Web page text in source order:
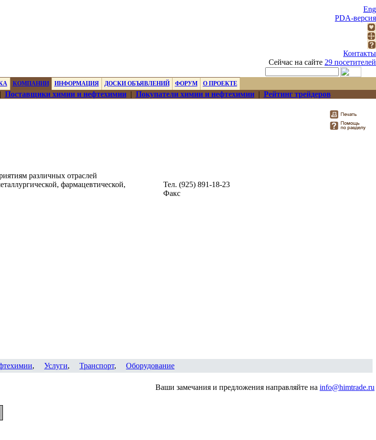
Eng
PDA-версия
Контакты
Сейчас на сайте 29 посетителей
КОМПАНИИ ИНФОРМАЦИЯ ДОСКИ ОБЪЯВЛЕНИЙ ФОРУМ О ПРОЕКТЕ
Поставщики химии и нефтехимии| Покупатели химии и нефтехимии| Рейтинг трейдеров
различных отраслей
фармацевтической,
Тел. (925) 891-18-23
Факс
, Услуги, Транспорт, Оборудование
Ваши замечания и предложения направляйте на info@himtrade.ru